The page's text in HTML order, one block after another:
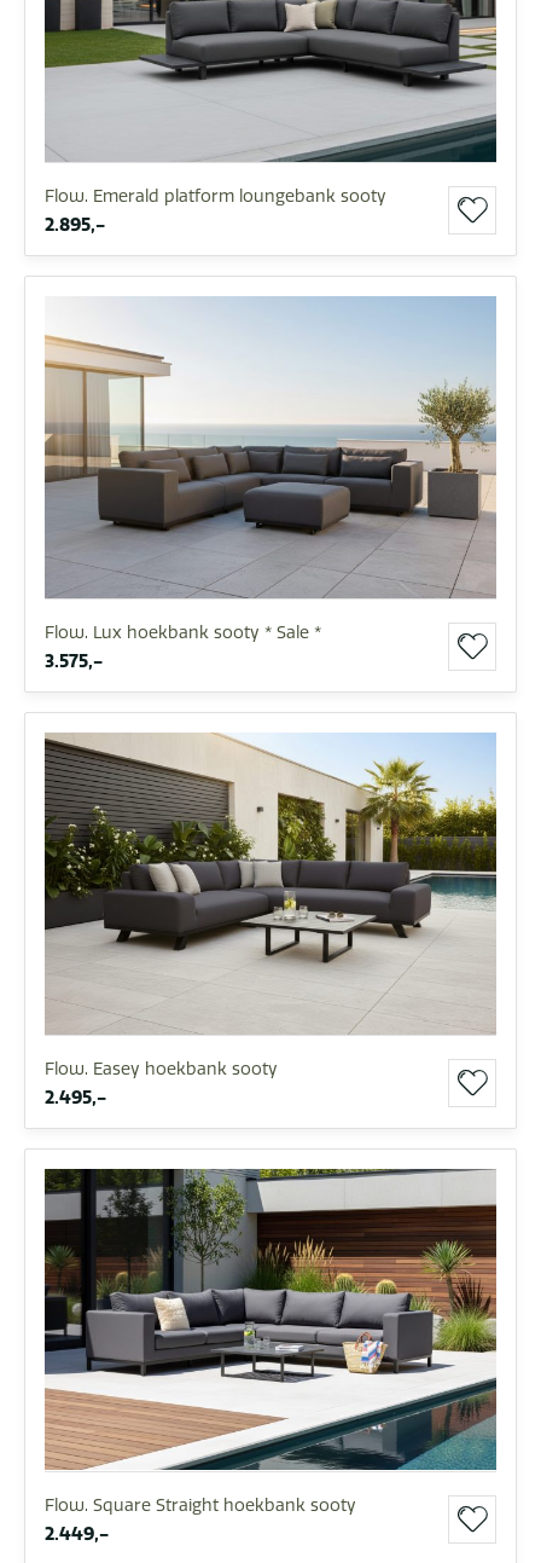
Flow. Emerald platform loungebank sooty
2.895,-
Flow. Lux hoekbank sooty * Sale *
3.575,-
Flow. Easey hoekbank sooty
2.495,-
Flow. Square Straight hoekbank sooty
2.449,-